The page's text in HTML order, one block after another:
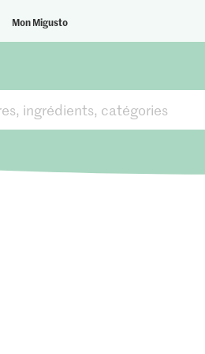
Mon Migusto